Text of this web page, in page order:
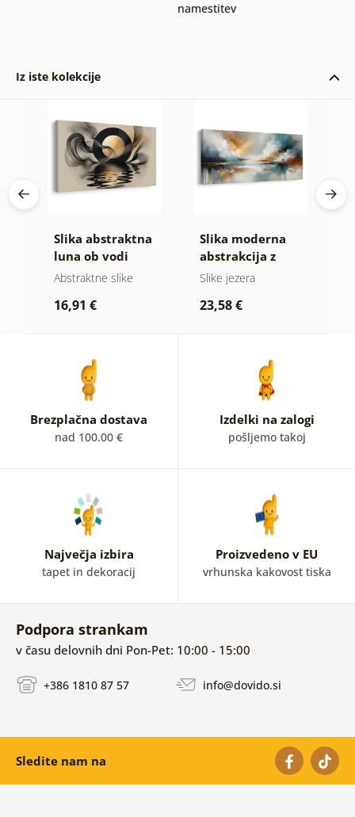
namestitev
Iz iste kolekcije
Slika abstraktna
luna ob vodi
Abstraktne slike
16,91 €
Slika moderna
abstrakcija z
naravo
Slike jezera
23,58 €
Brezplačna dostava
nad 100.00 €
Izdelki na zalogi
pošljemo takoj
Največja izbira
tapet in dekoracij
Proizvedeno v EU
vrhunska kakovost tiska
Podpora strankam
v času delovnih dni Pon-Pet: 10:00 - 15:00
+386 1810 87 57 info@dovido.si
Sledite nam na